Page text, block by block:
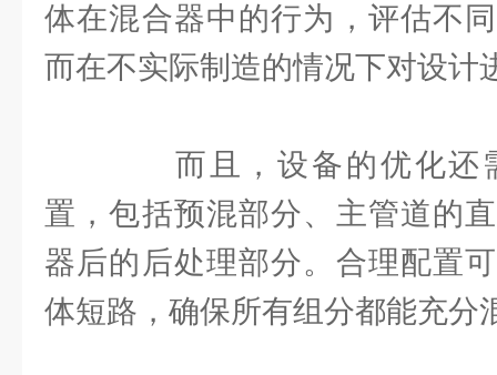
体在混合器中的行为，评估不
而在不实际制造的情况下对设计
而且，设备的优化还
置，包括预混部分、主管道的
器后的后处理部分。合理配置
体短路，确保所有组分都能充分